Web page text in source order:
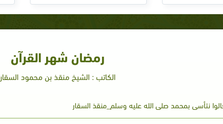
رمضان شهر القرآن
الكاتب : الشيخ منقذ بن محمود السقار
نتأسى بمحمد صلى الله عليه وسلم_منقذ السقار